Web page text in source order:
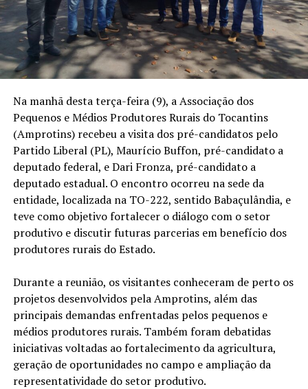
Na manhã desta terça-feira (9), a Associação dos
Pequenos e Médios Produtores Rurais do Tocantins
(Amprotins) recebeu a visita dos pré-candidatos pelo
Partido Liberal (PL), Maurício Buffon, pré-candidato a
deputado federal, e Dari Fronza, pré-candidato a
deputado estadual. O encontro ocorreu na sede da
entidade, localizada na TO-222, sentido Babaçulândia, e
teve como objetivo fortalecer o diálogo com o setor
produtivo e discutir futuras parcerias em benefício dos
produtores rurais do Estado.
Durante a reunião, os visitantes conheceram de perto os
projetos desenvolvidos pela Amprotins, além das
principais demandas enfrentadas pelos pequenos e
médios produtores rurais. Também foram debatidas
iniciativas voltadas ao fortalecimento da agricultura,
geração de oportunidades no campo e ampliação da
representatividade do setor produtivo.